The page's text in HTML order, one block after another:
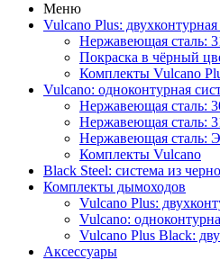
Меню
Vulcano Plus: двухконтурная
Нержавеющая сталь:
Покраска в чёрный
Комплекты Vulcano
Vulcano: одноконтурная
Нержавеющая сталь:
Нержавеющая сталь:
Нержавеющая сталь:
Комплекты Vulcano
Black Steel: система из
Комплекты дымоходов
Vulcano Plus:
Vulcano:
Vulcano Plus Black:
Аксессуары